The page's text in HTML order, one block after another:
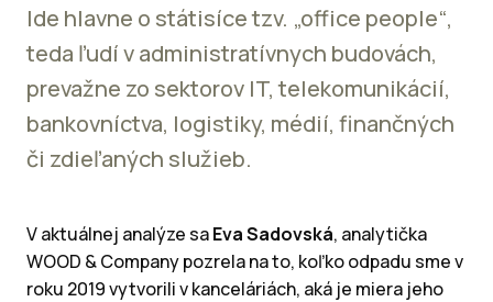
Ide hlavne o státisíce tzv. „office people“,
teda ľudí v administratívnych budovách,
prevažne zo sektorov IT, telekomunikácií,
bankovníctva, logistiky, médií, finančných
či zdieľaných služieb.
V aktuálnej analýze saEva Sadovská, analytička
WOOD & Company pozrela na to, koľko odpadu sme v
roku 2019 vytvorili v kanceláriách, aká je miera jeho